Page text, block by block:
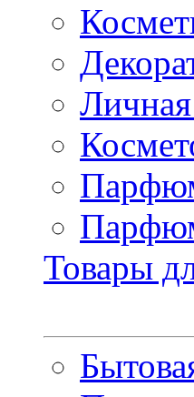
Товары